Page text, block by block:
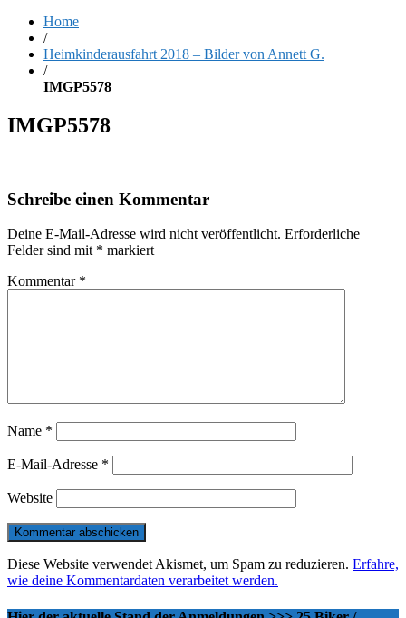
Home
/
Heimkinderausfahrt 2018 – Bilder von Annett G.
/
IMGP5578
IMGP5578
Schreibe einen Kommentar
Deine E-Mail-Adresse wird nicht veröffentlicht. Erforderliche
Felder sind mit * markiert
Kommentar *
Name *
E-Mail-Adresse *
Website
Diese Website verwendet Akismet, um Spam zu reduzieren. Erfahre,
wie deine Kommentardaten verarbeitet werden.